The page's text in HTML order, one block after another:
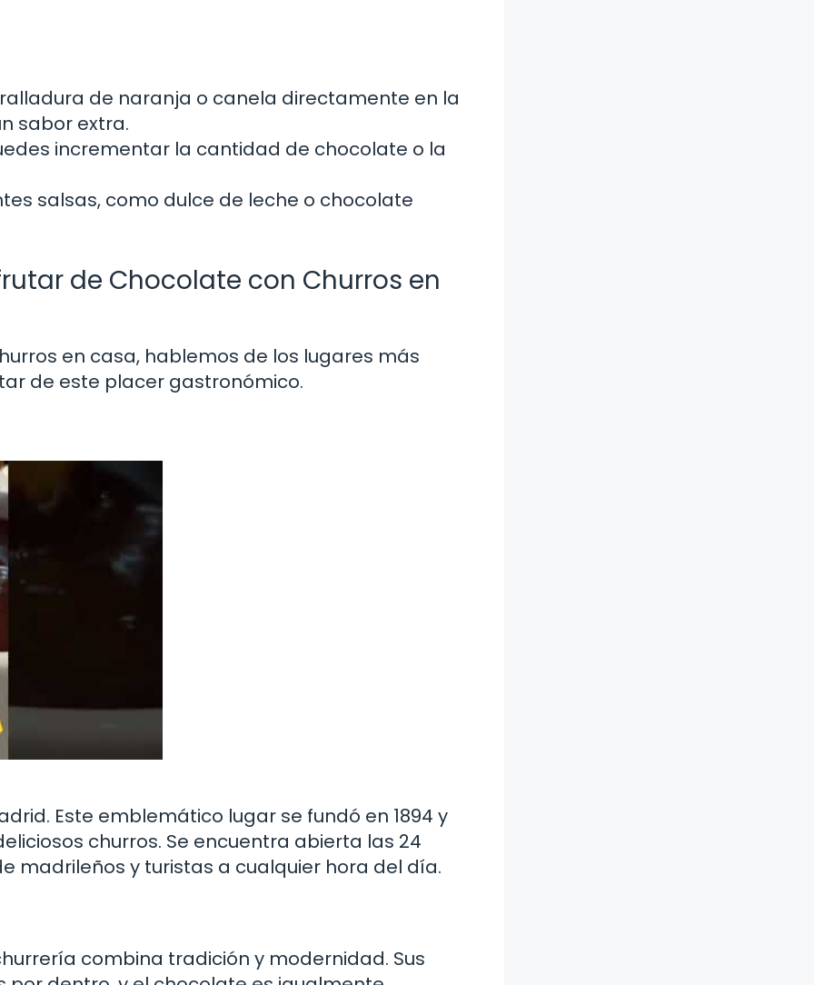
de naranja o canela directamente en la
sabor extra.
incrementar la cantidad de chocolate o la
salsas, como dulce de leche o chocolate
de Chocolate con Churros en
en casa, hablemos de los lugares más
de este placer gastronómico.
Este emblemático lugar se fundó en 1894 y
churros. Se encuentra abierta las 24
madrileños y turistas a cualquier hora del día.
combina tradición y modernidad. Sus